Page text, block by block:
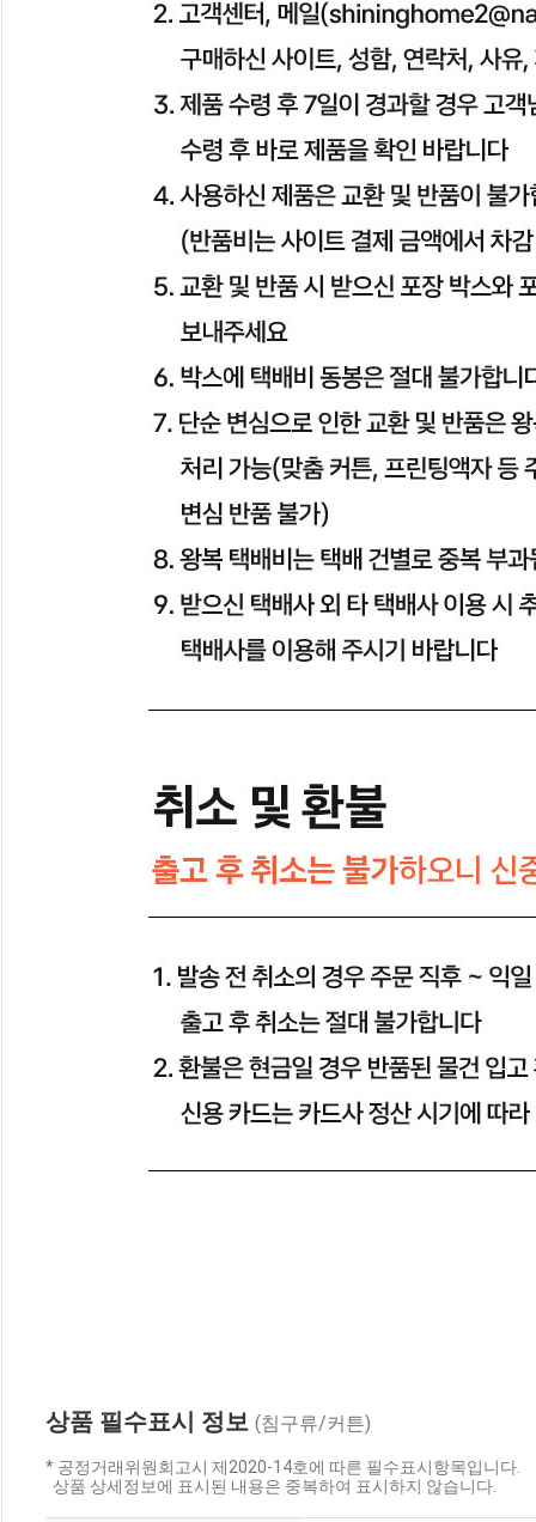
상품 필수표시 정보 (침구류/커튼)
* 공정거래위원회고시 제2020-14호에 따른 필수표시항목입니다.
상품 상세정보에 표시된 내용은 중복하여 표시하지 않습니다.